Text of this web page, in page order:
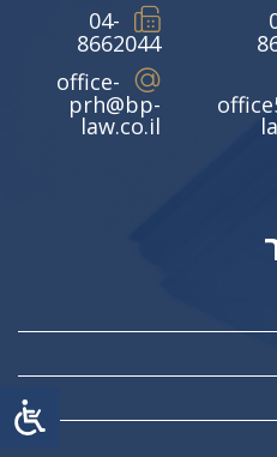
04-
8662044
office-
prh@bp-
law.co.il